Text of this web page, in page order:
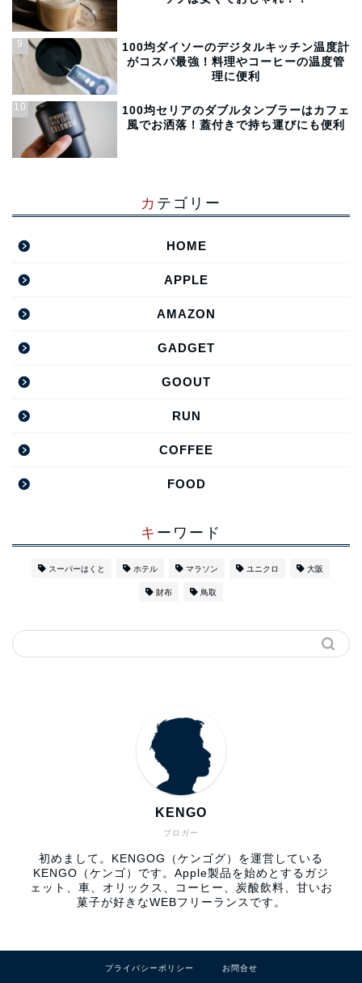
100均ダイソーのデジタルキッチン温度計
がコスパ最強！料理やコーヒーの温度管
理に便利
100均セリアのダブルタンブラーはカフェ
風でお洒落！蓋付きで持ち運びにも便利
カテゴリー
HOME
APPLE
AMAZON
GADGET
GOOUT
RUN
COFFEE
FOOD
キーワード
スーパーはくと ホテル マラソン ユニクロ 大阪
財布 鳥取
ブロガー
KENGO
初めまして。KENGOG（ケンゴグ）を運営している
KENGO（ケンゴ）です。Apple製品を始めとするガジ
ェット、車、オリックス、コーヒー、炭酸飲料、甘いお
菓子が好きなWEBフリーランスです。
プライバシーポリシー お問合せ